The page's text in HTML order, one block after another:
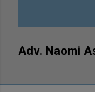
Adv. Naomi